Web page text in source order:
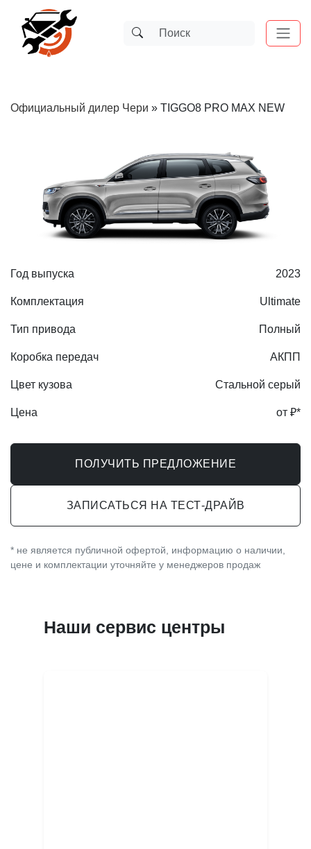
Официальный дилер Чери » TIGGO8 PRO MAX NEW
Год выпуска 2023
Комплектация Ultimate
Тип привода Полный
Коробка передач АКПП
Цвет кузова Стальной серый
Цена от ₽*
ПОЛУЧИТЬ ПРЕДЛОЖЕНИЕ
ЗАПИСАТЬСЯ НА ТЕСТ-ДРАЙВ
* не является публичной офертой, информацию о наличии,
цене и комплектации уточняйте у менеджеров продаж
Наши сервис центры